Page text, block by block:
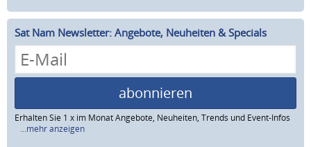
Sat Nam Newsletter: Angebote, Neuheiten & Specials
abonnieren
Erhalten Sie 1 x im Monat Angebote, Neuheiten, Trends und Event-Infos
...mehr anzeigen